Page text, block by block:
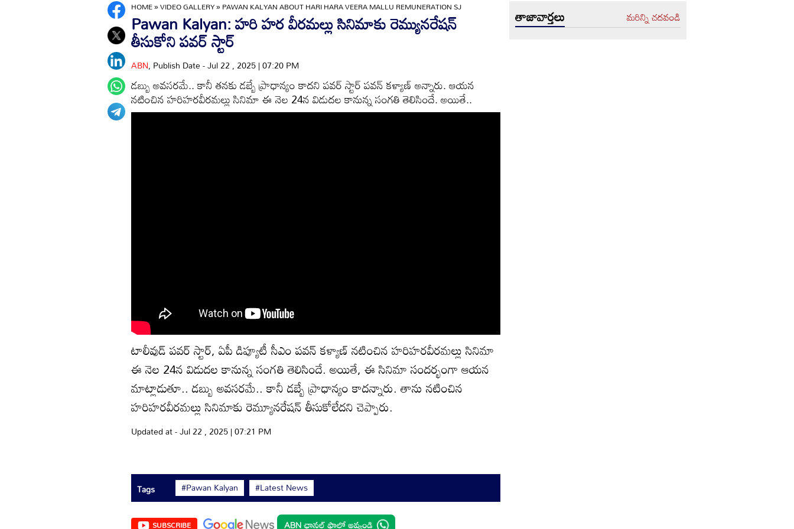
HOME»VIDEO GALLERY»PAWAN KALYAN ABOUT HARI HARA VEERA MALLU REMUNERATION SJ
Pawan Kalyan: హరి హర వీరమల్లు సినిమాకు రెమ్యునరేషన్
తీసుకోని పవర్ స్టార్
ABN, Publish Date - Jul 22 , 2025 | 07:20 PM
డబ్బు అవసరమే.. కానీ తనకు డబ్బే ప్రాధాన్యం‌ కాదని పవర్ స్టార్ పవన్ కళ్యాణ్ అన్నారు. ఆయన
నటించిన హరిహరవీరమల్లు సినిమా ఈ నెల 24న విడుదల కానున్న సంగతి తెలిసిందే. అయితే..
టాలీవుడ్ పవర్ స్టార్, ఏపీ డిప్యూటీ సీఎం పవన్ కళ్యాణ్ నటించిన హరిహరవీరమల్లు సినిమా
ఈ నెల 24న విడుదల కానున్న సంగతి తెలిసిందే. అయితే, ఈ సినిమా సందర్భంగా ఆయన
మాట్లాడుతూ.. డబ్బు అవసరమే.. కానీ డబ్బే ప్రాధాన్యం‌ కాదన్నారు. తాను నటించిన
హరిహరవీరమల్లు సినిమాకు రెమ్యూనరేషన్ తీసుకోలేదని చెప్పారు.
Updated at - Jul 22 , 2025 | 07:21 PM
Tags #Pawan Kalyan #Latest News
SUBSCRIBE
తాజావార్తలు మరిన్ని చదవండి